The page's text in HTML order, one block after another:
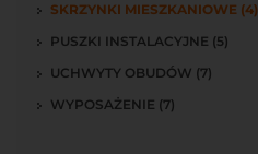
SKRZYNKI MIESZKANIOWE (4)
PUSZKI INSTALACYJNE (5)
UCHWYTY OBUDÓW (7)
WYPOSAŻENIE (7)